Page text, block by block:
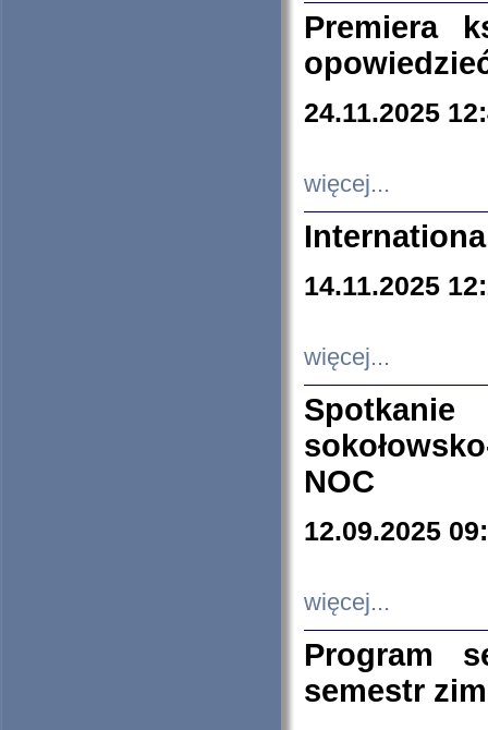
Premiera
24.11.2025
więcej...
14.11.2025
więcej...
NOC
12.09.2025
więcej...
Program
semestr